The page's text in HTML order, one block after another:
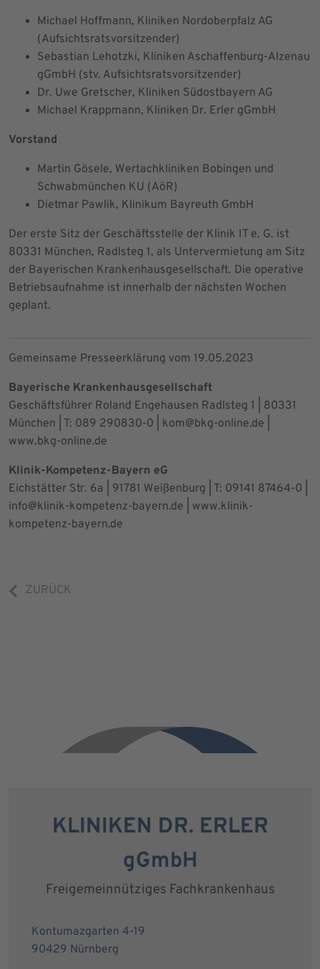
Michael Hoffmann, Kliniken Nordoberpfalz AG
(Aufsichtsratsvorsitzender)
Sebastian Lehotzki, Kliniken Aschaffenburg-Alzenau
gGmbH (stv. Aufsichtsratsvorsitzender)
Dr. Uwe Gretscher, Kliniken Südostbayern AG
Michael Krappmann, Kliniken Dr. Erler gGmbH
Vorstand
Martin Gösele, Wertachkliniken Bobingen und
Schwabmünchen KU (AöR)
Dietmar Pawlik, Klinikum Bayreuth GmbH
Der erste Sitz der Geschäftsstelle der Klinik IT e. G. ist
80331 München, Radlsteg 1, als Untervermietung am Sitz
der Bayerischen Krankenhausgesellschaft. Die operative
Betriebsaufnahme ist innerhalb der nächsten Wochen
geplant.
Gemeinsame Presseerklärung vom 19.05.2023
Bayerische Krankenhausgesellschaft
Geschäftsführer Roland Engehausen Radlsteg 1 | 80331
München | T: 089 290830-0 | kom@bkg-online.de |
www.bkg-online.de
Klinik-Kompetenz-Bayern eG
Eichstätter Str. 6a | 91781 Weißenburg | T: 09141 87464-0 |
info@klinik-kompetenz-bayern.de | www.klinik-
kompetenz-bayern.de
ZURÜCK
KLINIKEN DR. ERLER
gGmbH
Freigemeinnütziges Fachkrankenhaus
Kontumazgarten 4-19
90429 Nürnberg